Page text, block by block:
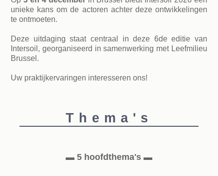
unieke kans om de actoren achter deze ontwikkelingen
te ontmoeten.
Deze uitdaging staat centraal in deze 6de editie van
Intersoil, georganiseerd in samenwerking met Leefmilieu
Brussel.
Uw praktijkervaringen interesseren ons!
Thema's
▬ 5 hoofdthema's ▬